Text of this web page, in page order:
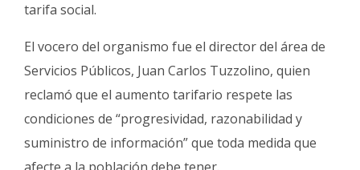
tarifa social.
El vocero del organismo fue el director del área de
Servicios Públicos, Juan Carlos Tuzzolino, quien
reclamó que el aumento tarifario respete las
condiciones de “progresividad, razonabilidad y
suministro de información” que toda medida que